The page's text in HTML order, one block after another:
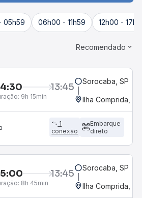
05h59 06h00 - 11h59 12h00 -
Recomendado
13:45
9h 15min
Sorocaba, SP
Ilha Comprida, SP
1
conexão
Embarque
direto
13:45
8h 45min
Sorocaba, SP
Ilha Comprida, SP